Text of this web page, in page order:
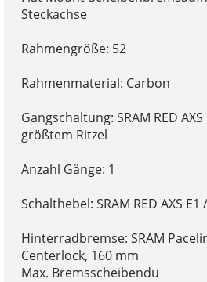
Steckachse
Rahmengröße: 52
Rahmenmaterial: Carbon
Gangschaltung: SRAM RED
größtem Ritzel
Anzahl Gänge: 1
Schalthebel: SRAM RED AXS E1
Hinterradbremse: SRAM
Centerlock, 160 mm
Max. Bremsscheibendu